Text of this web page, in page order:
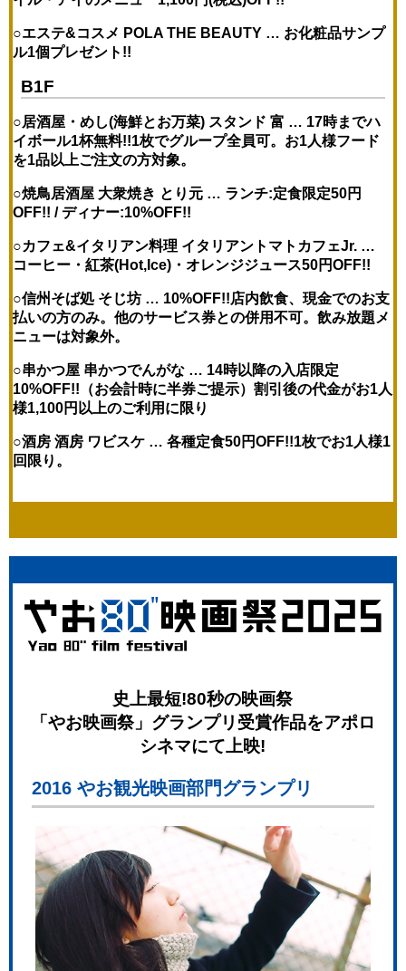
○エステ&コスメ POLA THE BEAUTY … お化粧品サンプ
ル1個プレゼント!!
B1F
○居酒屋・めし(海鮮とお万菜) スタンド 富 … 17時までハ
イボール1杯無料!!1枚でグループ全員可。お1人様フード
を1品以上ご注文の方対象。
○焼鳥居酒屋 大衆焼き とり元 … ランチ:定食限定50円
OFF!! / ディナー:10%OFF!!
○カフェ&イタリアン料理 イタリアントマトカフェJr. …
コーヒー・紅茶(Hot,Ice)・オレンジジュース50円OFF!!
○信州そば処 そじ坊 … 10%OFF!!店内飲食、現金でのお支
払いの方のみ。他のサービス券との併用不可。飲み放題メ
ニューは対象外。
○串かつ屋 串かつでんがな … 14時以降の入店限定
10%OFF!!（お会計時に半券ご提示）割引後の代金がお1人
様1,100円以上のご利用に限り
○酒房 酒房 ワビスケ …各種定食50円OFF!!1枚でお1人様1
回限り。
史上最短!80秒の映画祭
「やお映画祭」グランプリ受賞作品をアポロ
シネマにて上映!
2016 やお観光映画部門グランプリ